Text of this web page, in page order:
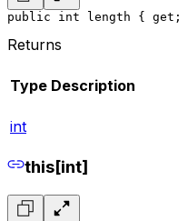
public int length { get;
Returns
Type Description
int
this[int]